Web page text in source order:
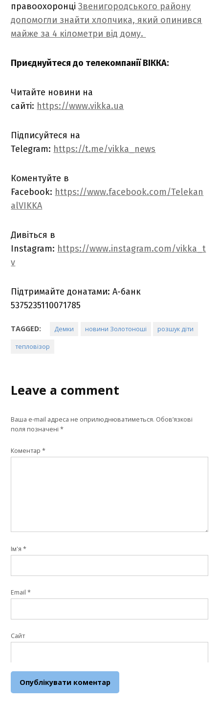
правоохоронціЗвенигородського району
допомогли знайти хлопчика, який опинився
майже за 4 кілометри від дому.
Приєднуйтеся до телекомпанії ВІККА:
Читайте новини на
сайті: https://www.vikka.ua
Підписуйтеся на
Telegram: https://t.me/vikka_news
Коментуйте в
Facebook: https://www.facebook.com/Telekan
alVIKKA
Дивіться в
Instagram: https://www.instagram.com/vikka_t
v
Підтримайте донатами: А-банк
5375235110071785
TAGGED: Демки новини Золотоноші розшук діти
тепловізор
Leave a comment
Ваша e-mail адреса не оприлюднюватиметься. Обов’язкові
поля позначені*
Коментар*
Ім'я*
Email*
Сайт